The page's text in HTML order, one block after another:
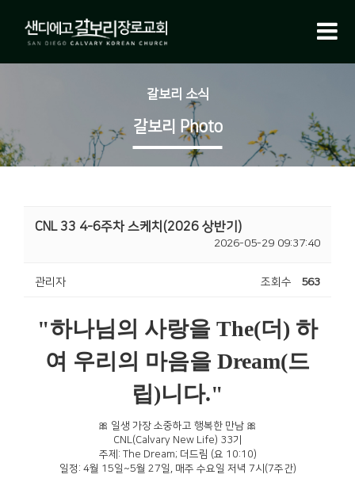
갈보리 소식
갈보리 Photo
CNL 33 4-6주차 스케치(2026 상반기)
2026-05-29 09:37:40
관리자 조회수 563
"하나님의 사랑을 The(더) 하
여 우리의 마음을 Dream(드
립)니다."
🎀 일생 가장 소중하고 행복한 만남 🎀
CNL(Calvary New Life) 33기
주제: The Dream; 더드림 (요 10:10)
일정: 4월 15일~5월 27일, 매주 수요일 저녁 7시(7주간)